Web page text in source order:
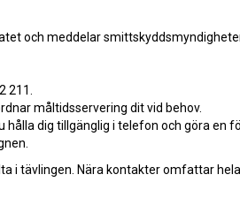
och meddelar
211.
måltidsservering dit vid behov.
dig tillgänglig i telefon och göra en
i tävlingen. Nära kontakter omfattar